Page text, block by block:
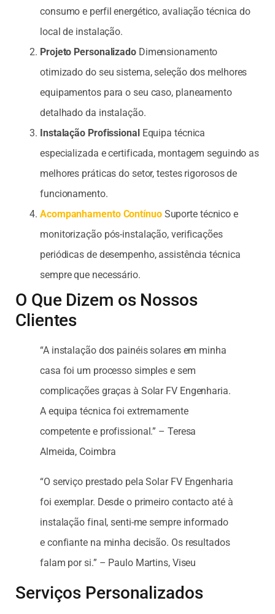
consumo e perfil energético, avaliação técnica do
local de instalação.
Projeto PersonalizadoDimensionamento
otimizado do seu sistema, seleção dos melhores
equipamentos para o seu caso, planeamento
detalhado da instalação.
Instalação ProfissionalEquipa técnica
especializada e certificada, montagem seguindo as
melhores práticas do setor, testes rigorosos de
funcionamento.
Acompanhamento ContínuoSuporte técnico e
monitorização pós-instalação, verificações
periódicas de desempenho, assistência técnica
sempre que necessário.
O Que Dizem os Nossos
Clientes
“A instalação dos painéis solares em minha
casa foi um processo simples e sem
complicações graças à Solar FV Engenharia.
A equipa técnica foi extremamente
competente e profissional.” – Teresa
Almeida, Coimbra
“O serviço prestado pela Solar FV Engenharia
foi exemplar. Desde o primeiro contacto até à
instalação final, senti-me sempre informado
e confiante na minha decisão. Os resultados
falam por si.” – Paulo Martins, Viseu
Serviços Personalizados